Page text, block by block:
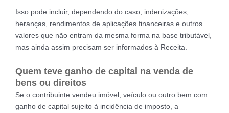
Isso pode incluir, dependendo do caso, indenizações,
heranças, rendimentos de aplicações financeiras e outros
valores que não entram da mesma forma na base tributável,
mas ainda assim precisam ser informados à Receita.
Quem teve ganho de capital na venda de
bens ou direitos
Se o contribuinte vendeu imóvel, veículo ou outro bem com
ganho de capital sujeito à incidência de imposto, a